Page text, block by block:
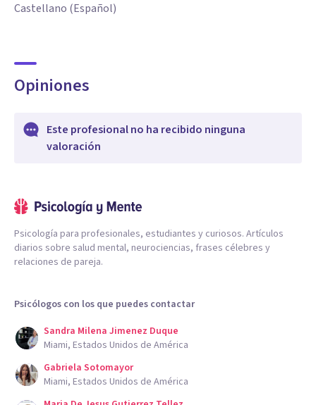
Castellano (Español)
Opiniones
Este profesional no ha recibido ninguna
valoración
Psicología para profesionales, estudiantes y curiosos. Artículos
diarios sobre salud mental, neurociencias, frases célebres y
relaciones de pareja.
Psicólogos con los que puedes contactar
Sandra Milena Jimenez Duque
Miami, Estados Unidos de América
Gabriela Sotomayor
Miami, Estados Unidos de América